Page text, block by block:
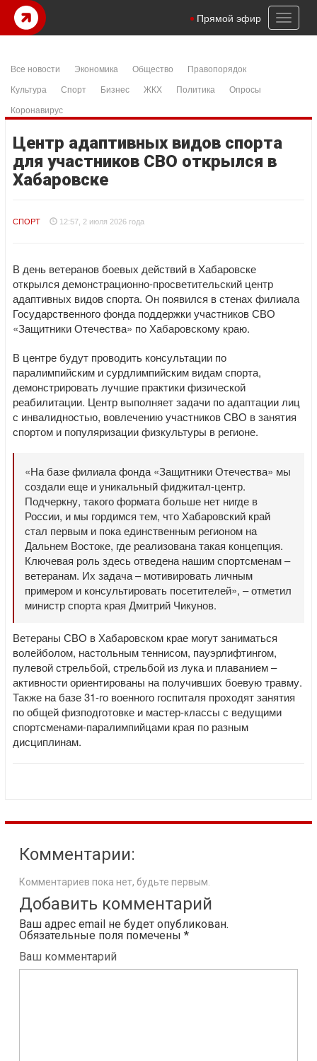
Toggle
Прямой эфир
Все новости Экономика Общество
Правопорядок
Культура
Спорт Бизнес ЖКХ Политика
Опросы
Коронавирус
Центр адаптивных видов спорта
для участников СВО открылся в
Хабаровске
СПОРТ 12:57, 2 июля 2026 года
В день ветеранов боевых действий в Хабаровске
открылся демонстрационно-просветительский центр
адаптивных видов спорта. Он появился в стенах филиала
Государственного фонда поддержки участников СВО
«Защитники Отечества» по Хабаровскому краю.
В центре будут проводить консультации по
паралимпийским и сурдлимпийским видам спорта,
демонстрировать лучшие практики физической
реабилитации. Центр выполняет задачи по адаптации лиц
с инвалидностью, вовлечению участников СВО в занятия
спортом и популяризации физкультуры в регионе.
«На базе филиала фонда «Защитники Отечества» мы
создали еще и уникальный фиджитал-центр.
Подчеркну, такого формата больше нет нигде в
России, и мы гордимся тем, что Хабаровский край
стал первым и пока единственным регионом на
Дальнем Востоке, где реализована такая концепция.
Ключевая роль здесь отведена нашим спортсменам –
ветеранам. Их задача – мотивировать личным
примером и консультировать посетителей», – отметил
министр спорта края Дмитрий Чикунов.
Ветераны СВО в Хабаровском крае могут заниматься
волейболом, настольным теннисом, пауэрлифтингом,
пулевой стрельбой, стрельбой из лука и плаванием –
активности ориентированы на получивших боевую травму.
Также на базе 31-го военного госпиталя проходят занятия
по общей физподготовке и мастер-классы с ведущими
спортсменами-паралимпийцами края по разным
дисциплинам.
Комментарии:
Комментариев пока нет, будьте первым.
Добавить комментарий
Ваш адрес email не будет опубликован.
Обязательные поля помечены *
Ваш комментарий